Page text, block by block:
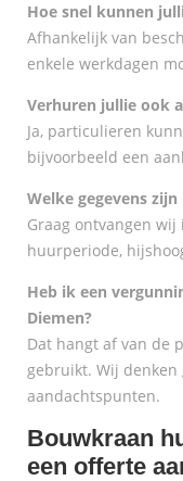
Hoe snel kunnen
Afhankelijk van
enkele werkdagen
Verhuren jullie ook
Ja, particulieren
bijvoorbeeld een
Welke gegevens
Graag ontvangen
huurperiode,
Heb ik een
Diemen?
Dat hangt af van de
gebruikt. Wij denken
aandachtspunten.
Bouwkraan
een offerte